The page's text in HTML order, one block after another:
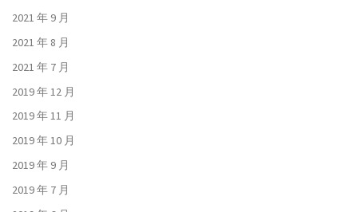
2021 年 9 月
2021 年 8 月
2021 年 7 月
2019 年 12 月
2019 年 11 月
2019 年 10 月
2019 年 9 月
2019 年 7 月